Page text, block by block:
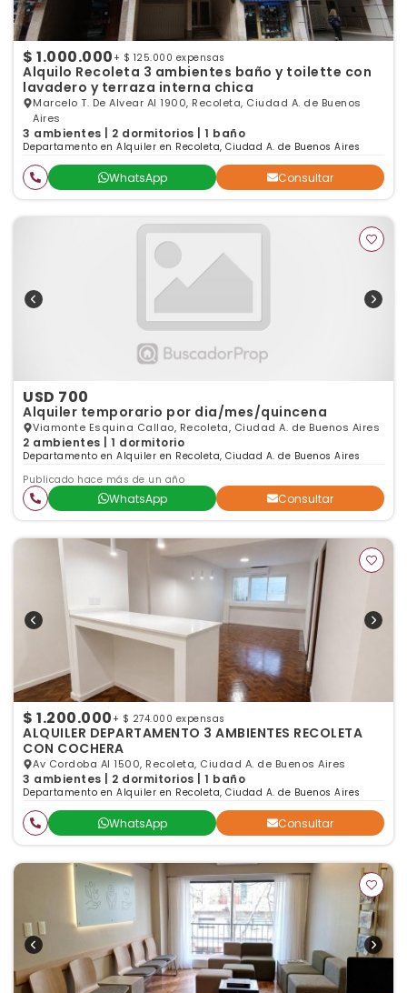
$ 1.000.000 + $ 125.000 expensas
Alquilo Recoleta 3 ambientes baño y toilette con
lavadero y terraza interna chica
Marcelo T. De Alvear Al 1900, Recoleta, Ciudad A. de Buenos
Aires
3 ambientes | 2 dormitorios | 1 baño
Departamento en Alquiler en Recoleta, Ciudad A. de Buenos Aires
WhatsApp Consultar
USD 700
Alquiler temporario por dia/mes/quincena
Viamonte Esquina Callao, Recoleta, Ciudad A. de Buenos Aires
2 ambientes | 1 dormitorio
Departamento en Alquiler en Recoleta, Ciudad A. de Buenos Aires
Publicado hace más de un año
WhatsApp Consultar
$ 1.200.000 + $ 274.000 expensas
ALQUILER DEPARTAMENTO 3 AMBIENTES RECOLETA
CON COCHERA
Av Cordoba Al 1500, Recoleta, Ciudad A. de Buenos Aires
3 ambientes | 2 dormitorios | 1 baño
Departamento en Alquiler en Recoleta, Ciudad A. de Buenos Aires
WhatsApp Consultar